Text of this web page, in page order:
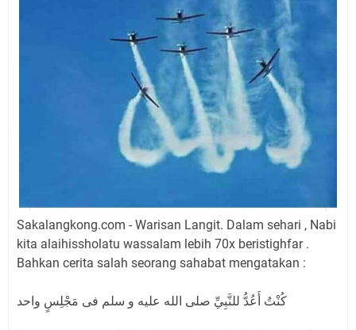
Sakalangkong.com - Warisan Langit. Dalam sehari , Nabi
kita alaihissholatu wassalam lebih 70x beristighfar .
Bahkan cerita salah seorang sahabat mengatakan :